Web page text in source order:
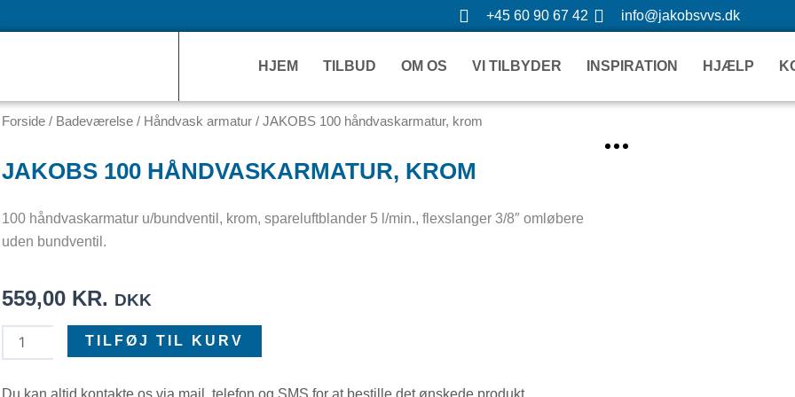
Gå
til
+45 60 90 67 42 info@jakobsvvs.dk
HJEM TILBUD OM OS VI TILBYDER INSPIRATION HJÆLP
Forside / Badeværelse / Håndvask armatur / JAKOBS 100 håndvaskarmatur, krom
JAKOBS 100 HÅNDVASKARMATUR, KROM
100 håndvaskarmatur u/bundventil, krom, spareluftblander 5 l/min., flexslanger 3/8″ omløbere
uden bundventil.
559,00 KR. DKK
JAKOBS
100
TILFØJ TIL KURV